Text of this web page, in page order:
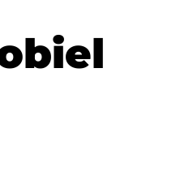
vaste telefonieKPN
biel